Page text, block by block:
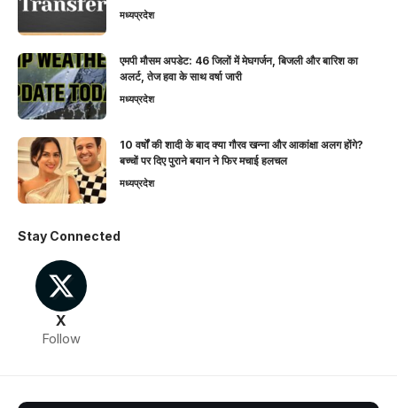
मध्यप्रदेश
एमपी मौसम अपडेट: 46 जिलों में मेघगर्जन, बिजली और बारिश का
अलर्ट, तेज हवा के साथ वर्षा जारी
मध्यप्रदेश
10 वर्षों की शादी के बाद क्या गौरव खन्ना और आकांक्षा अलग होंगे?
बच्चों पर दिए पुराने बयान ने फिर मचाई हलचल
मध्यप्रदेश
Stay Connected
X
Follow